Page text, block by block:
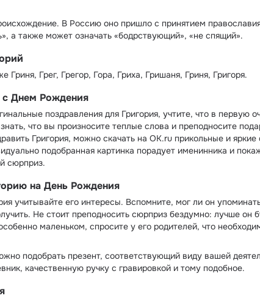
В Россию оно пришло с принятием
а также может означать «бодрствующий», «не спящий».
Гриня, Грег, Грегор, Гора, Гриха, Гришаня, Гриня, Григоря.
с Днем Рождения
поздравления для Григория, учтите, что в первую
что вы произносите теплые слова и преподносите
Григория, можно скачать на OK.ru прикольные и яркие
подобранная картинка порадует именинника и
сюрприз.
на День Рождения
учитывайте его интересы. Вспомните, мог ли он
Не стоит преподносить сюрприз бездумно: лучше он
маленьком, спросите у его родителей, что
подобрать презент, соответствующий виду вашей
качественную ручку с гравировкой и тому подобное.